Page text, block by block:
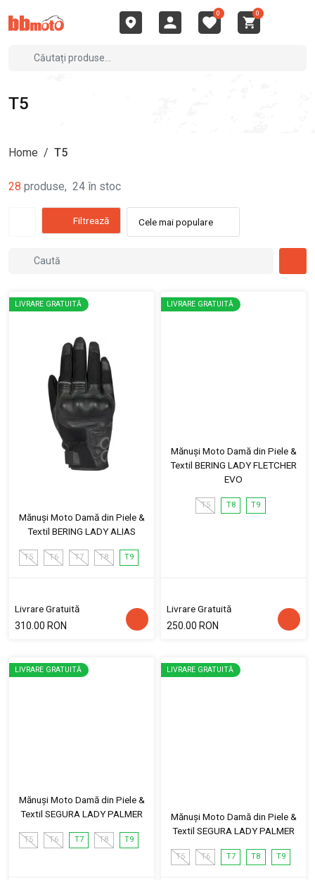
0 0
T5
Home / T5
28 produse, 24 în stoc
Filtrează Cele mai populare
LIVRARE GRATUITĂ
Mănuși Moto Damă din Piele &
Textil BERING LADY ALIAS
T5 T6 T7 T8 T9
Livrare Gratuită
310.00 RON
LIVRARE GRATUITĂ
Mănuși Moto Damă din Piele &
Textil BERING LADY FLETCHER
EVO
T5 T8 T9
Livrare Gratuită
250.00 RON
LIVRARE GRATUITĂ
Mănuși Moto Damă din Piele &
Textil SEGURA LADY PALMER
T5 T6 T7 T8 T9
LIVRARE GRATUITĂ
Mănuși Moto Damă din Piele &
Textil SEGURA LADY PALMER
T5 T6 T7 T8 T9